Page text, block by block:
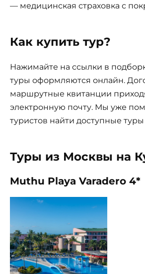
— медицинская страховка с
Как купить тур?
Нажимайте на ссылки в
туры оформляются онлайн.
маршрутные квитанции
электронную почту. Мы уже
туристов найти доступные
Туры из Москвы на
Muthu Playa Varadero 4*